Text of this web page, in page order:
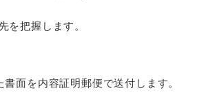
を把握します。
面を内容証明郵便で送付します。